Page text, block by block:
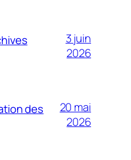
3 juin
2026
des
20 mai
2026